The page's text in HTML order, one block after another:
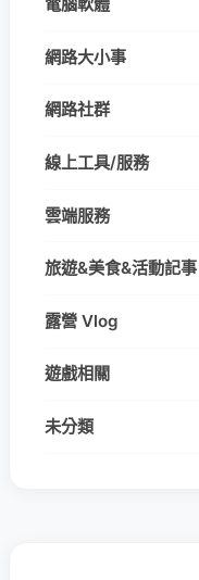
網路大小事
網路社群
線上工具/服務
雲端服務
旅遊&美食&活動記事
露營 Vlog
遊戲相關
未分類